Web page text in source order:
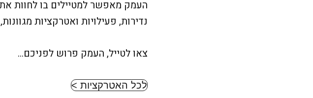
העמק מאפשר למטיילים בו לחוות
נדירות, פעילויות ואטרקציות
צאו לטייל, העמק פרוש לפניכם…
לכל האטרקציות >